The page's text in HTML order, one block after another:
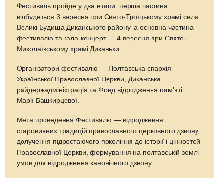
Фестиваль пройде у два етапи: перша частина
відбудеться 3 вересня при Свято-Троїцькому храмі села
Великі Будища Диканського району, а основна частина
фестивалю та гала-концерт — 4 вересня при Свято-
Миколаївському храмі Диканьки.
Організатори фестивалю — Полтавська єпархія
Української Православної Церкви, Диканська
райдержадміністрація та Фонд відродження пам'яті
Марії Башкирцевої.
Мета проведення Фестивалю — відродження
старовинних традицій православного церковного дзвону,
долучення підростаючого покоління до історії і цінностей
Православної Церкви, формування на полтавській землі
умов для відродження канонічного дзвону.